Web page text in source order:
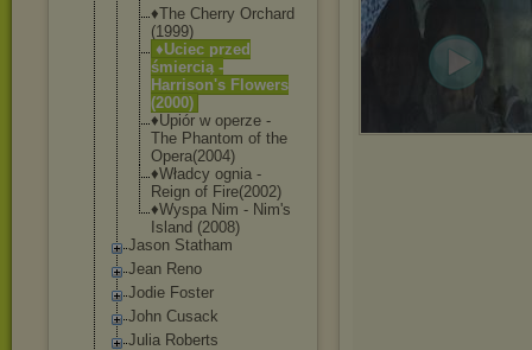
♦The Cherry Orchard
(1999)
♦Uciec przed
śmiercią -
Harrison's Flowers
(2000)
♦Upiór w operze -
The Phantom of the
Opera(2004)
♦Władcy ognia -
Reign of Fire(2002)
♦Wyspa Nim - Nim's
Island (2008)
Jason Statham
Jean Reno
Jodie Foster
John Cusack
Julia Roberts